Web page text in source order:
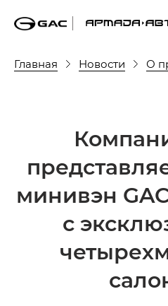
Главная Новости О
минивэн
с